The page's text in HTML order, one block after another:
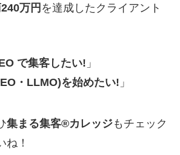
万円 を達成したクライアント
で集客したい! 」
・LLMO)を始めたい! 」
集まる集客®カレッジもチェック
ね！